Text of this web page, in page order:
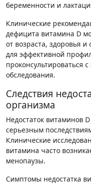
беременности и
Клинические
дефицита витамина D
от возраста, здоровья
для эффективной
проконсультироваться
обследования.
Следствия
организма
Недостаток витаминов
серьезным
Клинические
витамина часто
менопаузы.
Симптомы недостатка